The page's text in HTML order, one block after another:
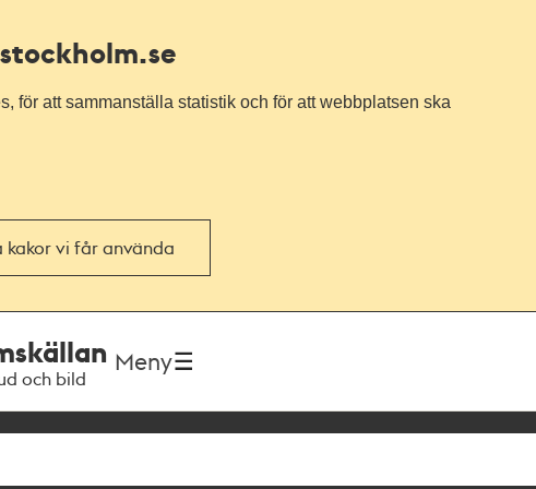
för att sammanställa statistik och för att webbplatsen ska
kakor vi får använda
och bild
Meny